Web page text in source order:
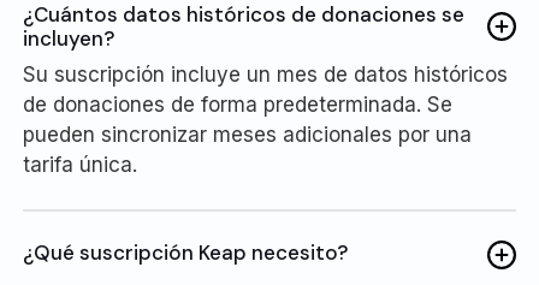
¿Cuántos datos históricos de donaciones se
incluyen?
Su suscripción incluye un mes de datos históricos
de donaciones de forma predeterminada. Se
pueden sincronizar meses adicionales por una
tarifa única.
¿Qué suscripción Keap necesito?